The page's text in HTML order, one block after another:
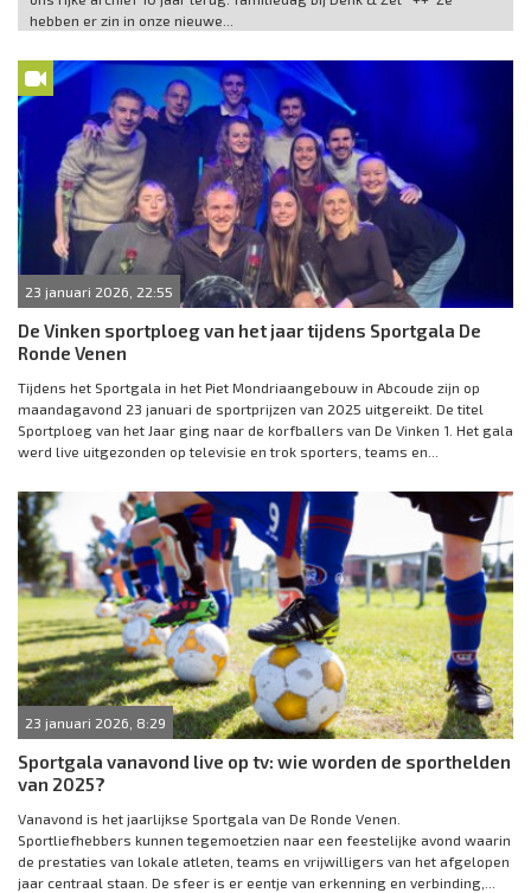
hebben er zin in onze nieuwe...
23 januari 2026, 22:55
De Vinken sportploeg van het jaar tijdens Sportgala De
Ronde Venen
Tijdens het Sportgala in het Piet Mondriaangebouw in Abcoude zijn op
maandagavond 23 januari de sportprijzen van 2025 uitgereikt. De titel
Sportploeg van het Jaar ging naar de korfballers van De Vinken 1. Het gala
werd live uitgezonden op televisie en trok sporters, teams en...
23 januari 2026, 8:29
Sportgala vanavond live op tv: wie worden de sporthelden
van 2025?
Vanavond is het jaarlijkse Sportgala van De Ronde Venen.
Sportliefhebbers kunnen tegemoetzien naar een feestelijke avond waarin
de prestaties van lokale atleten, teams en vrijwilligers van het afgelopen
jaar centraal staan. De sfeer is er eentje van erkenning en verbinding,...